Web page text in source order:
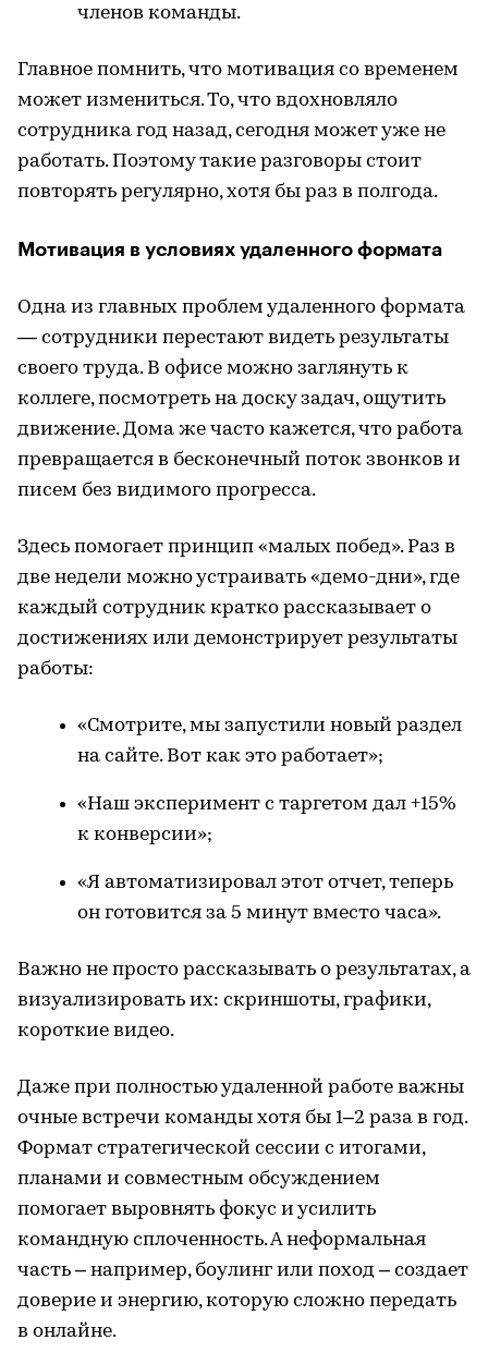
членов команды.
Главное помнить, что мотивация со временем
может измениться. То, что вдохновляло
сотрудника год назад, сегодня может уже не
работать. Поэтому такие разговоры стоит
повторять регулярно, хотя бы раз в полгода.
Мотивация в условиях удаленного формата
Одна из главных проблем удаленного формата
— сотрудники перестают видеть результаты
своего труда. В офисе можно заглянуть к
коллеге, посмотреть на доску задач, ощутить
движение. Дома же часто кажется, что работа
превращается в бесконечный поток звонков и
писем без видимого прогресса.
Здесь помогает принцип «малых побед». Раз в
две недели можно устраивать «демо-дни», где
каждый сотрудник кратко рассказывает о
достижениях или демонстрирует результаты
работы:
«Смотрите, мы запустили новый раздел
на сайте. Вот как это работает»;
«Наш эксперимент с таргетом дал +15%
к конверсии»;
«Я автоматизировал этот отчет, теперь
он готовится за 5 минут вместо часа».
Важно не просто рассказывать о результатах, а
визуализировать их: скриншоты, графики,
короткие видео.
Даже при полностью удаленной работе важны
очные встречи команды хотя бы 1–2 раза в год.
Формат стратегической сессии с итогами,
планами и совместным обсуждением
помогает выровнять фокус и усилить
командную сплоченность. А неформальная
часть – например, боулинг или поход – создает
доверие и энергию, которую сложно передать
в онлайне.